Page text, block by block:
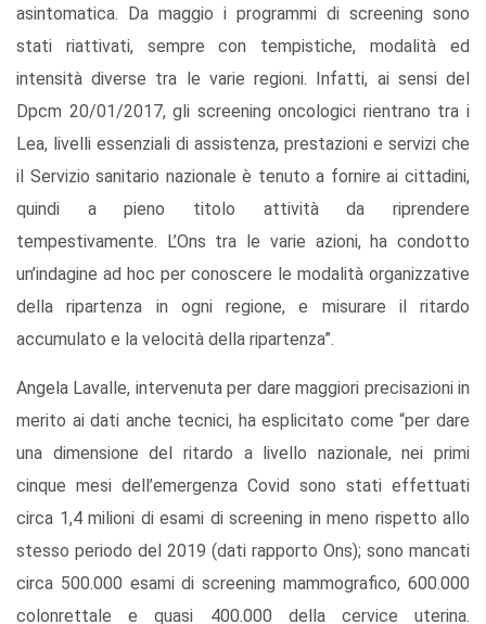
asintomatica. Da maggio i programmi di screening sono
stati riattivati, sempre con tempistiche, modalità ed
intensità diverse tra le varie regioni. Infatti, ai sensi del
Dpcm 20/01/2017, gli screening oncologici rientrano tra i
Lea, livelli essenziali di assistenza, prestazioni e servizi che
il Servizio sanitario nazionale è tenuto a fornire ai cittadini,
quindi a pieno titolo attività da riprendere
tempestivamente. L’Ons tra le varie azioni, ha condotto
un’indagine ad hoc per conoscere le modalità organizzative
della ripartenza in ogni regione, e misurare il ritardo
accumulato e la velocità della ripartenza”.
Angela Lavalle, intervenuta per dare maggiori precisazioni in
merito ai dati anche tecnici, ha esplicitato come “per dare
una dimensione del ritardo a livello nazionale, nei primi
cinque mesi dell’emergenza Covid sono stati effettuati
circa 1,4 milioni di esami di screening in meno rispetto allo
stesso periodo del 2019 (dati rapporto Ons); sono mancati
circa 500.000 esami di screening mammografico, 600.000
colonrettale e quasi 400.000 della cervice uterina.